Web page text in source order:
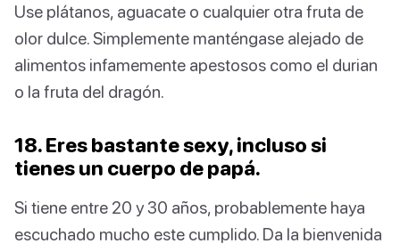
Use plátanos, aguacate o cualquier otra fruta de
olor dulce. Simplemente manténgase alejado de
alimentos infamemente apestosos como el durian
o la fruta del dragón.
18. Eres bastante sexy, incluso si
tienes un cuerpo de papá.
Si tiene entre 20 y 30 años, probablemente haya
escuchado mucho este cumplido. Da la bienvenida